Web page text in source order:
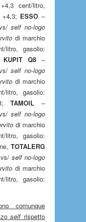
cent/litro,
ESSO –
self no-logo
di marchio
gasolio:
KUPIT Q8 –
self no-logo
di marchio
gasolio:
TAMOIL –
self no-logo
di marchio
gasolio:
TOTALERG
self no-logo
di marchio
gasolio:
comunque
selfrispetto